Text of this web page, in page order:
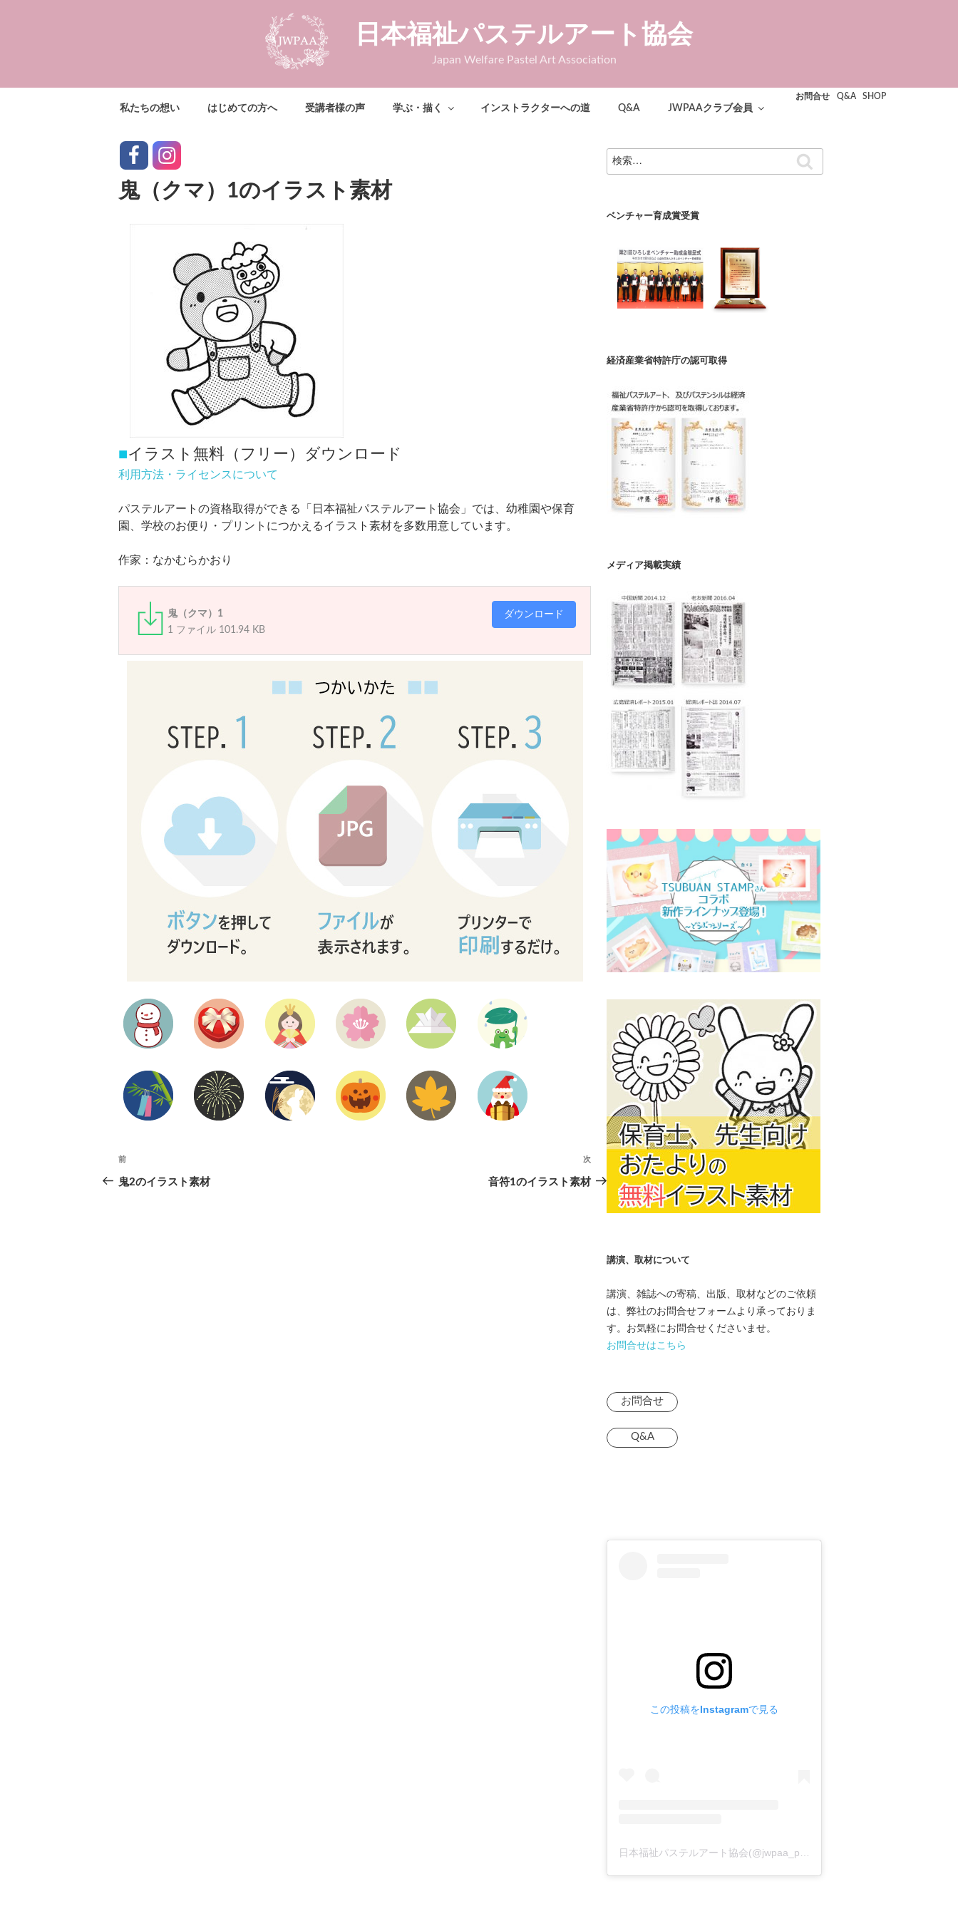
日本福祉パステルアート協会
Japan Welfare Pastel Art Association
お問合せ Q&A SHOP
私たちの想い はじめての方へ 受講者様の声 学ぶ・描く インストラクターへの道 Q&A JWPAAクラブ会員
facebookinstagram
鬼（クマ）1のイラスト素材
■イラスト無料（フリー）ダウンロード
利用方法・ライセンスについて
パステルアートの資格取得ができる「日本福祉パステルアート協会」では、幼稚園や保育
園、学校のお便り・プリントにつかえるイラスト素材を多数用意しています。
作家：なかむらかおり
鬼（クマ）1
1 ファイル 101.94 KB
ダウンロード
投
稿
前
の
前
鬼2のイラスト素材
次
の
次
音符1のイラスト素材
検
索:
ベンチャー育成賞受賞
経済産業省特許庁の認可取得
メディア掲載実績
講演、取材について
講演、雑誌への寄稿、出版、取材などのご依頼
は、弊社のお問合せフォームより承っておりま
す。お気軽にお問合せくださいませ。
お問合せはこちら
お問合せ
Q&A
この投稿をInstagramで見る
日本福祉パステルアート協会(@jwpaa_pastelart)がシェアした投稿